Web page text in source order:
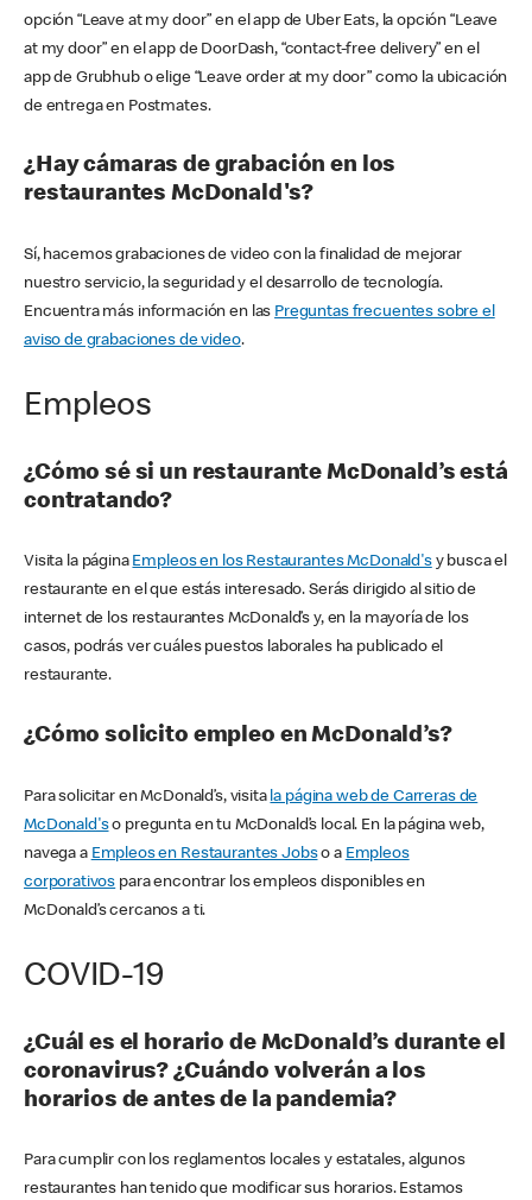
opción “Leave at my door” en el app de Uber Eats, la opción “Leave
at my door” en el app de DoorDash, “contact-free delivery” en el
app de Grubhub o elige “Leave order at my door” como la ubicación
de entrega en Postmates.
¿Hay cámaras de grabación en los
restaurantes McDonald's?
Sí, hacemos grabaciones de video con la finalidad de mejorar
nuestro servicio, la seguridad y el desarrollo de tecnología.
Encuentra más información en las Preguntas frecuentes sobre el
aviso de grabaciones de video.
Empleos
¿Cómo sé si un restaurante McDonald’s está
contratando?
Visita la página Empleos en los Restaurantes McDonald'sy busca el
restaurante en el que estás interesado. Serás dirigido al sitio de
internet de los restaurantes McDonald’s y, en la mayoría de los
casos, podrás ver cuáles puestos laborales ha publicado el
restaurante.
¿Cómo solicito empleo en McDonald’s?
Para solicitar en McDonald’s, visita la página web de Carreras de
McDonald'so pregunta en tu McDonald’s local. En la página web,
navega a Empleos en Restaurantes Jobso a Empleos
corporativos para encontrar los empleos disponibles en
McDonald’s cercanos a ti.
COVID-19
¿Cuál es el horario de McDonald’s durante el
coronavirus? ¿Cuándo volverán a los
horarios de antes de la pandemia?
Para cumplir con los reglamentos locales y estatales, algunos
restaurantes han tenido que modificar sus horarios. Estamos